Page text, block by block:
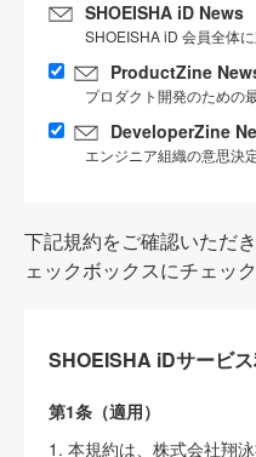
SHOEISHA iD News
SHOEISHA iD 会員全体
ProductZine
プロダクト開発のための
DeveloperZine
エンジニア組織の意思決
下記規約をご確認いただ
ェックボックスにチェッ
SHOEISHA iDサービ
第1条（適用）
1. 本規約は、株式会社翔